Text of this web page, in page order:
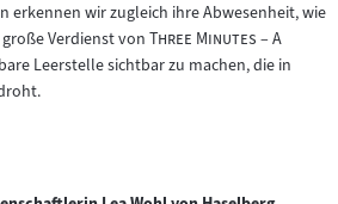
erkennen wir zugleich ihre Abwesenheit, wie
Verdienst von "
Three Minutes – A
Leerstelle sichtbar zu machen, die in